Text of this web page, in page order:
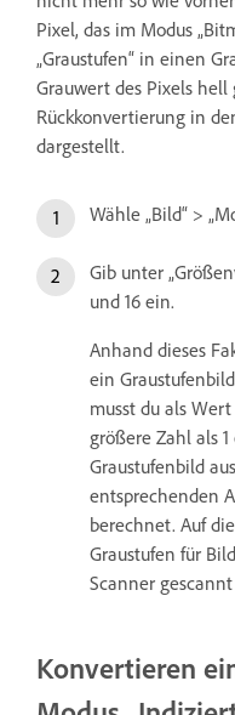
Pixel, das im Modus
„Graustufen“ in einen
Grauwert des Pixels
Rückkonvertierung in
dargestellt.
Wähle „Bild“ >
Gib unter
und 16 ein.
Anhand dieses
ein
musst du als
größere Zahl als
Graustufenbild
entsprechenden
berechnet. Auf
Graustufen für
Scanner
Konvertieren